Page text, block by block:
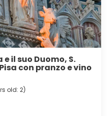
il suo Duomo, S.
con pranzo e vino
old: 2)